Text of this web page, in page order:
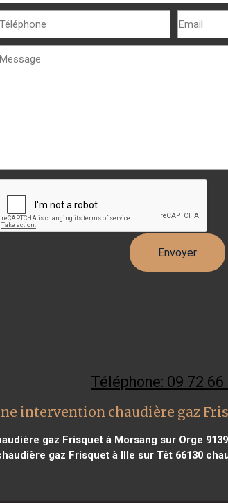
Téléphone: 09 72 66
intervention chaudière gaz
gaz Frisquet à Morsang sur Orge
gaz Frisquet à Ille sur Têt 66130